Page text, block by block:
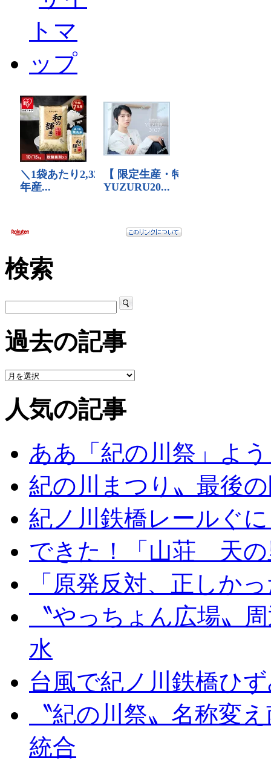
検索
過去の記事
人気の記事
ああ「紀の川祭」よ
紀の川まつり〟最後
紀ノ川鉄橋レールぐ
できた！「山荘 天の
「原発反対、正しか
〝やっちょん広場〟
水
台風で紀ノ川鉄橋ひ
〝紀の川祭〟名称変
統合